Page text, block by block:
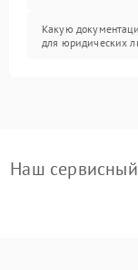
Какую
для юридических
Наш